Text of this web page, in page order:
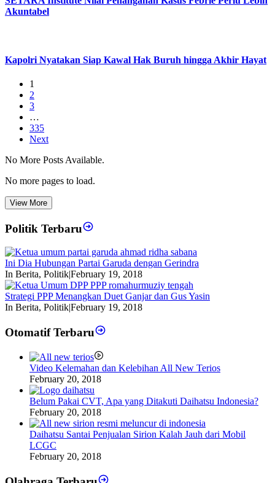
Akuntabel
Kapolri Nyatakan Siap Kawal Hak Buruh hingga Akhir Hayat
1
2
3
…
335
Next
No More Posts Available.
No more pages to load.
View More
Politik Terbaru
Ini Dia Hubungan Partai Garuda dengan Gerindra
In Berita, Politik|February 19, 2018
Strategi PPP Menangkan Duet Ganjar dan Gus Yasin
In Berita, Politik|February 19, 2018
Otomatif Terbaru
Video Kelemahan dan Kelebihan All New Terios
February 20, 2018
Belum Pakai CVT, Apa yang Ditakuti Daihatsu Indonesia?
February 20, 2018
Daihatsu Santai Penjualan Sirion Kalah Jauh dari Mobil
LCGC
February 20, 2018